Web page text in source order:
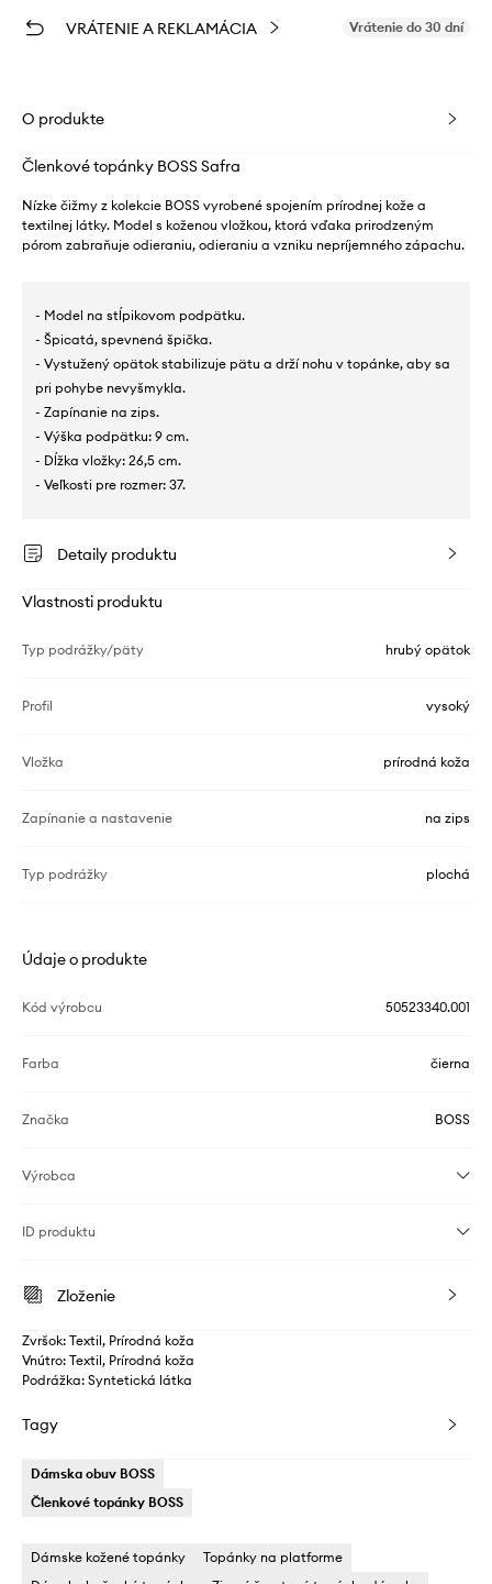
VRÁTENIE A REKLAMÁCIA Vrátenie do 30 dní
O produkte
Členkové topánky BOSS Safra
Nízke čižmy z kolekcie BOSS vyrobené spojením prírodnej kože a
textilnej látky. Model s koženou vložkou, ktorá vďaka prirodzeným
pórom zabraňuje odieraniu, odieraniu a vzniku nepríjemného zápachu.
- Model na stĺpikovom podpätku.
- Špicatá, spevnená špička.
- Vystužený opätok stabilizuje pätu a drží nohu v topánke, aby sa
pri pohybe nevyšmykla.
- Zapínanie na zips.
- Výška podpätku: 9 cm.
- Dĺžka vložky: 26,5 cm.
- Veľkosti pre rozmer: 37.
Detaily produktu
Vlastnosti produktu
Typ podrážky/päty hrubý opätok
Profil vysoký
Vložka prírodná koža
Zapínanie a nastavenie na zips
Typ podrážky plochá
Údaje o produkte
Kód výrobcu 50523340.001
Farba čierna
Značka BOSS
Výrobca
ID produktu
Zloženie
Zvršok: Textil, Prírodná koža
Vnútro: Textil, Prírodná koža
Podrážka: Syntetická látka
Tagy
Dámska obuv BOSS
Členkové topánky BOSS
Dámske kožené topánky
Topánky na platforme